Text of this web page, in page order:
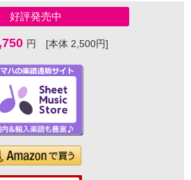
好評発売中
円 [本体 2,500円]